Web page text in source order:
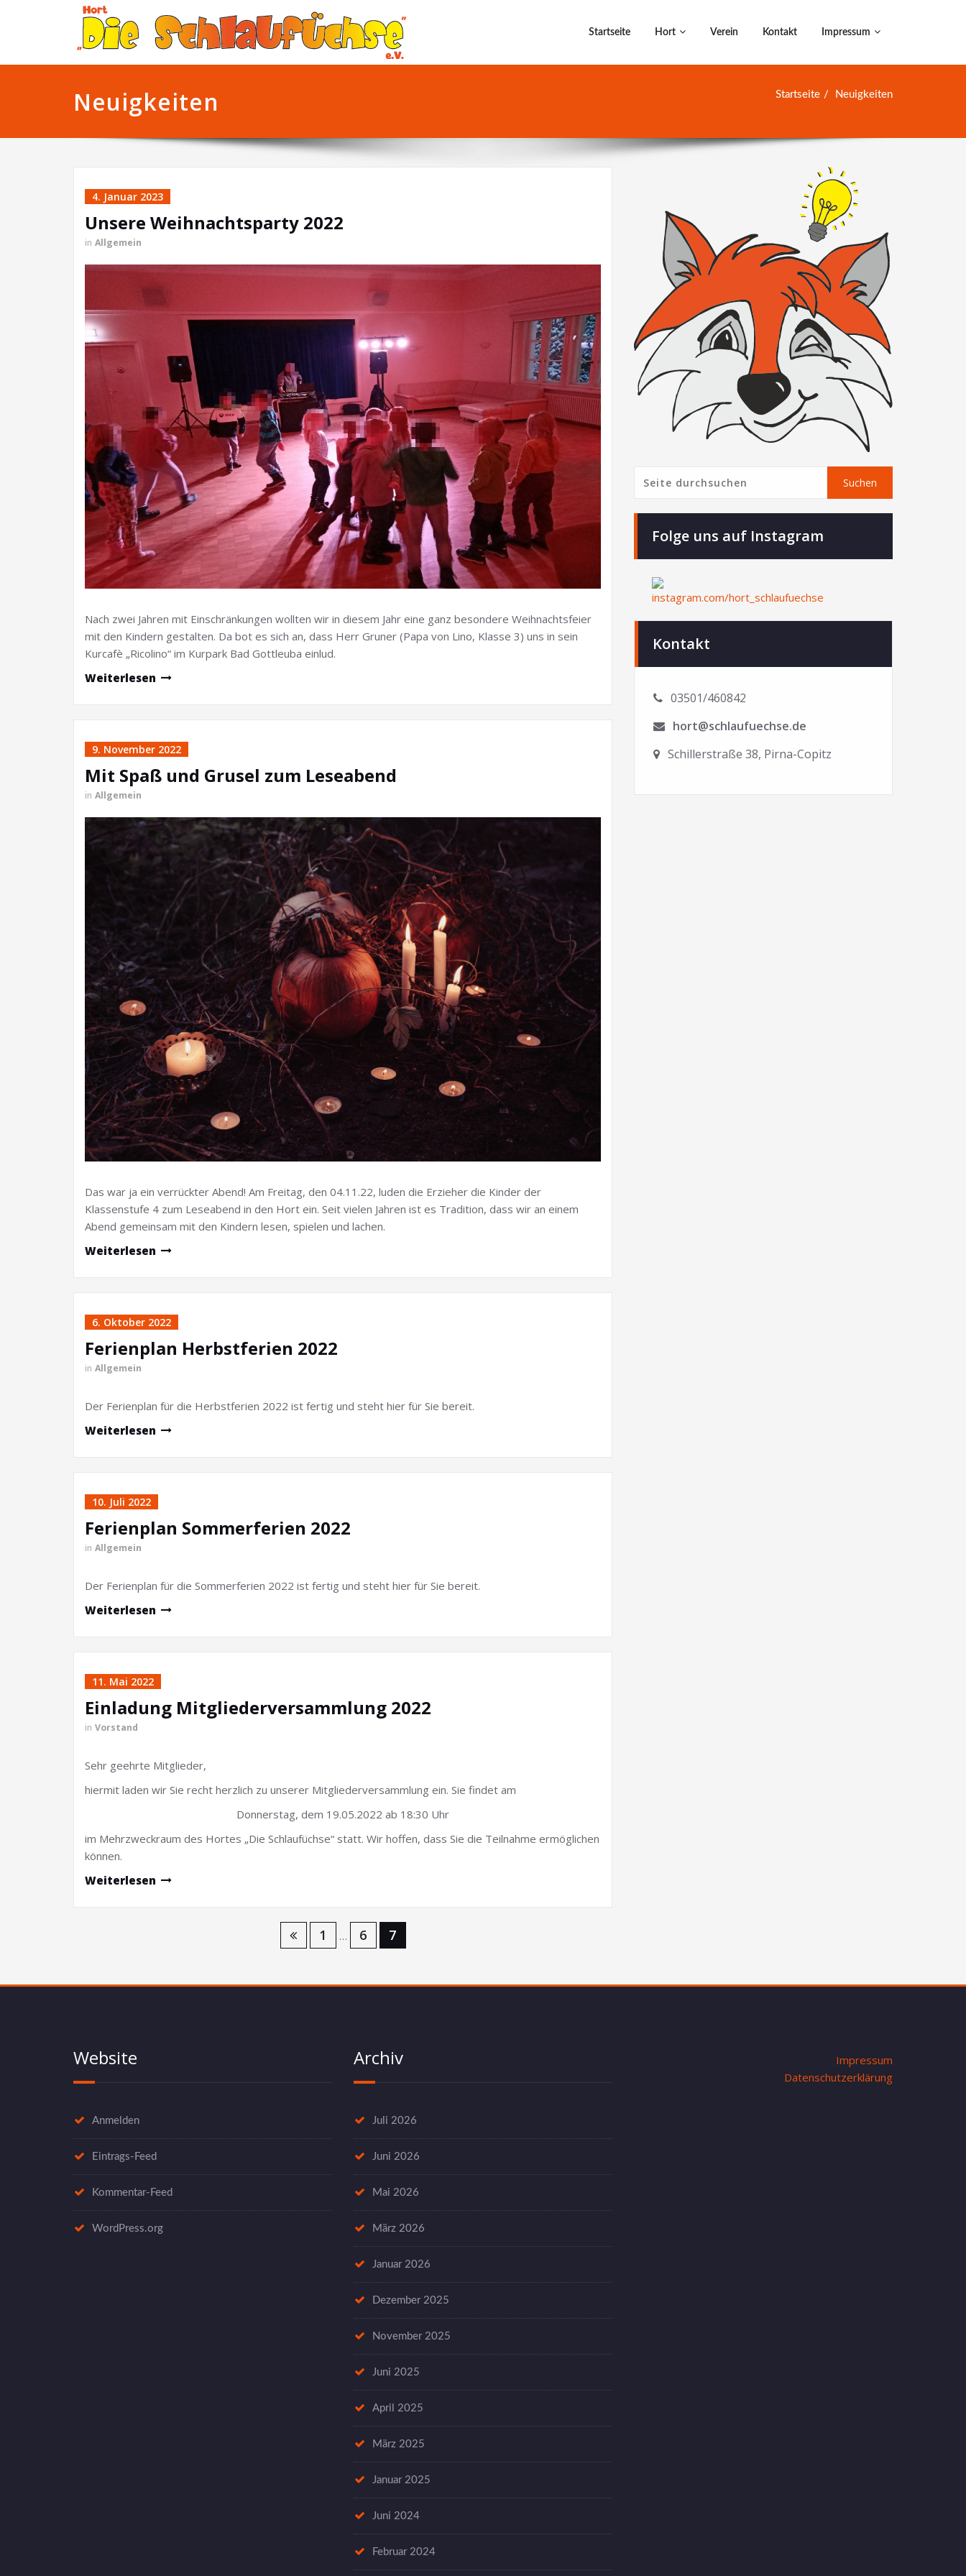
Startseite Hort Verein Kontakt Impressum
Neuigkeiten Startseite Neuigkeiten
4. Januar 2023
Unsere Weihnachtsparty 2022
in Allgemein
Nach zwei Jahren mit Einschränkungen wollten wir in diesem Jahr eine ganz besondere Weihnachtsfeier
mit den Kindern gestalten. Da bot es sich an, dass Herr Gruner (Papa von Lino, Klasse 3) uns in sein
Kurcafè „Ricolino“ im Kurpark Bad Gottleuba einlud.
Weiterlesen
9. November 2022
Mit Spaß und Grusel zum Leseabend
in Allgemein
Das war ja ein verrückter Abend! Am Freitag, den 04.11.22, luden die Erzieher die Kinder der
Klassenstufe 4 zum Leseabend in den Hort ein. Seit vielen Jahren ist es Tradition, dass wir an einem
Abend gemeinsam mit den Kindern lesen, spielen und lachen.
Weiterlesen
6. Oktober 2022
Ferienplan Herbstferien 2022
in Allgemein
Der Ferienplan für die Herbstferien 2022 ist fertig und steht hier für Sie bereit.
Weiterlesen
10. Juli 2022
Ferienplan Sommerferien 2022
in Allgemein
Der Ferienplan für die Sommerferien 2022 ist fertig und steht hier für Sie bereit.
Weiterlesen
11. Mai 2022
Einladung Mitgliederversammlung 2022
in Vorstand
Sehr geehrte Mitglieder,
hiermit laden wir Sie recht herzlich zu unserer Mitgliederversammlung ein. Sie findet am
Donnerstag, dem 19.05.2022 ab 18:30 Uhr
im Mehrzweckraum des Hortes „Die Schlaufüchse“ statt. Wir hoffen, dass Sie die Teilnahme ermöglichen
können.
Weiterlesen
Seitennummerierung
1 … 6 7
Suchen
Folge uns auf Instagram
Kontakt
03501/460842
hort@schlaufuechse.de
Schillerstraße 38, Pirna-Copitz
Website
Anmelden
Eintrags-Feed
Kommentar-Feed
WordPress.org
Archiv
Juli 2026
Juni 2026
Mai 2026
März 2026
Januar 2026
Dezember 2025
November 2025
Juni 2025
April 2025
März 2025
Januar 2025
Juni 2024
Februar 2024
Impressum
Datenschutzerklärung